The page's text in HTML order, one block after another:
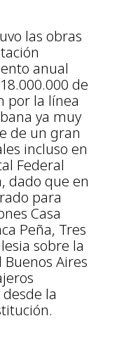
las obras
anual
de
por la línea
ya muy
de un gran
incluso en
Federal
dado que en
para
Casa
Peña, Tres
sobre la
Aires
la